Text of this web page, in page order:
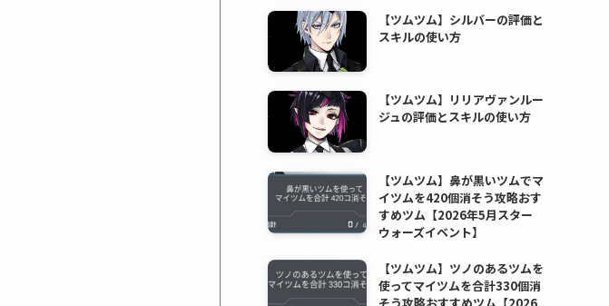
【ツムツム】シルバーの評価と
スキルの使い方
【ツムツム】リリアヴァンルー
ジュの評価とスキルの使い方
【ツムツム】鼻が黒いツムでマ
イツムを420個消そう攻略おす
すめツム【2026年5月スター
ウォーズイベント】
【ツムツム】ツノのあるツムを
使ってマイツムを合計330個消